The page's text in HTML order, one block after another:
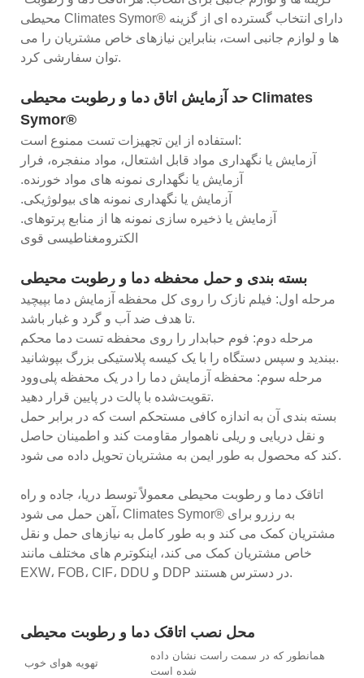
محیطی Climates Symor® دارای انتخاب گسترده ای از گزینه
ها و لوازم جانبی است، بنابراین نیازهای خاص مشتریان را می
توان سفارشی کرد.
حد آزمایش اتاق دما و رطوبت محیطی Climates
Symor®
استفاده از این تجهیزات تست ممنوع است:
آزمایش یا نگهداری مواد قابل اشتعال، مواد منفجره، فرار
.آزمایش یا نگهداری نمونه های مواد خورنده
.آزمایش یا نگهداری نمونه های بیولوژیکی
.آزمایش یا ذخیره سازی نمونه ها از منابع پرتوهای
الکترومغناطیسی قوی
بسته بندی و حمل محفظه دما و رطوبت محیطی
مرحله اول: فیلم نازک را روی کل محفظه آزمایش دما بپیچید
تا هدف ضد آب و گرد و غبار باشد.
مرحله دوم: فوم حبابدار را روی محفظه تست دما محکم
ببندید و سپس دستگاه را با یک کیسه پلاستیکی بزرگ بپوشانید.
مرحله سوم: محفظه آزمایش دما را در یک محفظه پلی‌وود
تقویت‌شده با پالت در پایین قرار دهید.
بسته بندی آن به اندازه کافی مستحکم است که در برابر حمل
و نقل دریایی و ریلی ناهموار مقاومت کند و اطمینان حاصل
کند که محصول به طور ایمن به مشتریان تحویل داده می شود.
اتاقک دما و رطوبت محیطی معمولاً توسط دریا، جاده و راه
آهن حمل می شود، Climates Symor® به رزرو برای
مشتریان کمک می کند و به طور کامل به نیازهای حمل و نقل
خاص مشتریان کمک می کند، اینکوترم های مختلف مانند
EXW، FOB، CIF، DDU و DDP در دسترس هستند.
محل نصب اتاقک دما و رطوبت محیطی
تهویه هوای خوب
همانطور که در سمت راست نشان داده
شده است